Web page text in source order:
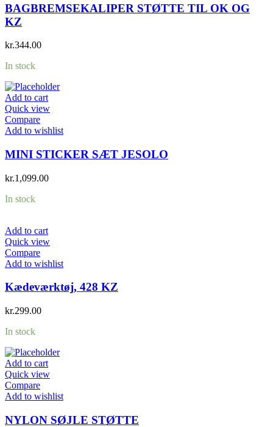
BAGBREMSEKALIPER STØTTE TIL OK OG
KZ
kr.344.00
In stock
Add to cart
Quick view
Compare
Add to wishlist
MINI STICKER SÆT JESOLO
kr.1,099.00
In stock
Add to cart
Quick view
Compare
Add to wishlist
Kædeværktøj, 428 KZ
kr.299.00
In stock
Add to cart
Quick view
Compare
Add to wishlist
NYLON SØJLE STØTTE